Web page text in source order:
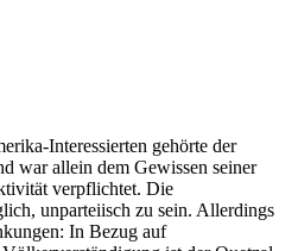
Interessierten gehörte der
war allein dem Gewissen seiner
verpflichtet. Die
unparteiisch zu sein. Allerdings
In Bezug auf